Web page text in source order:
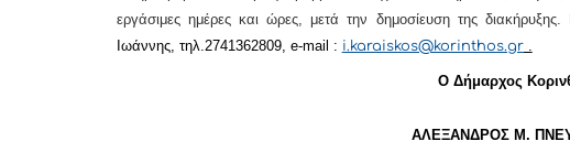
εργάσιμες ημέρες και ώρες,μετά την δημοσίευση της διακήρυξης.
Ιωάννης, τηλ.2741362809, e-mail : i.karaiskos@korinthos.gr.
Ο Δήμαρχος
ΑΛΕΞΑΝΔΡΟΣ Μ.